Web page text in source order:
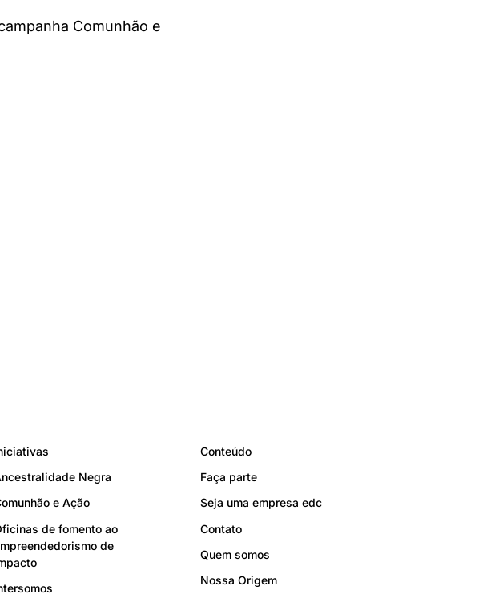
Comunhão e
Negra
e Ação
de fomento ao
de
Conteúdo
Faça parte
Seja uma empresa edc
Contato
Quem somos
Nossa Origem